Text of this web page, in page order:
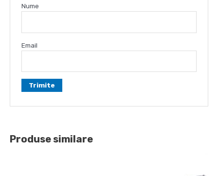
Nume
Email
Produse similare